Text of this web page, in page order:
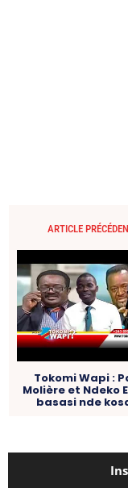
ARTICLE
Tokomi Wapi :
Molière et Ndeko
basasi nde